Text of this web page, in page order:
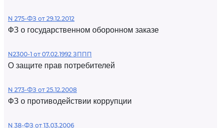
N 275-ФЗ от 29.12.2012
ФЗ о государственном оборонном заказе
N2300-1 от 07.02.1992 ЗППП
О защите прав потребителей
N 273-ФЗ от 25.12.2008
ФЗ о противодействии коррупции
N 38-ФЗ от 13.03.2006